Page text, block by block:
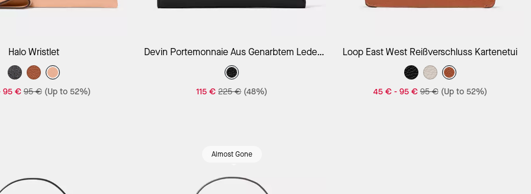
In Den Warenkorb
Halo Wristlet
95 € 95 € (Up to 52%)
In Den Warenkorb
Devin Portemonnaie Aus Genarbtem Leder
Im Querformat Mit Rundumreißverschluss
115 € 225 € (48%)
In Den Warenkorb
Loop East West Reißverschluss Kartenetui
45 €- 95 € 95 € (Up to 52%)
Almost Gone